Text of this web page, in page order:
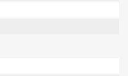
przetwarzane są
ustawowym lub
decyzji, w